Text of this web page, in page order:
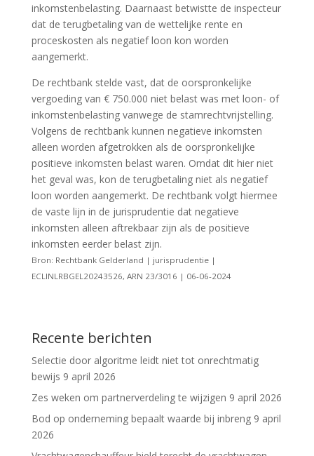
inkomstenbelasting. Daarnaast betwistte de inspecteur
dat de terugbetaling van de wettelijke rente en
proceskosten als negatief loon kon worden
aangemerkt.
De rechtbank stelde vast, dat de oorspronkelijke
vergoeding van € 750.000 niet belast was met loon- of
inkomstenbelasting vanwege de stamrechtvrijstelling.
Volgens de rechtbank kunnen negatieve inkomsten
alleen worden afgetrokken als de oorspronkelijke
positieve inkomsten belast waren. Omdat dit hier niet
het geval was, kon de terugbetaling niet als negatief
loon worden aangemerkt. De rechtbank volgt hiermee
de vaste lijn in de jurisprudentie dat negatieve
inkomsten alleen aftrekbaar zijn als de positieve
inkomsten eerder belast zijn.
Bron: Rechtbank Gelderland | jurisprudentie |
ECLINLRBGEL20243526, ARN 23/3016 | 06-06-2024
Recente berichten
Selectie door algoritme leidt niet tot onrechtmatig
bewijs 9 april 2026
Zes weken om partnerverdeling te wijzigen 9 april 2026
Bod op onderneming bepaalt waarde bij inbreng 9 april
2026